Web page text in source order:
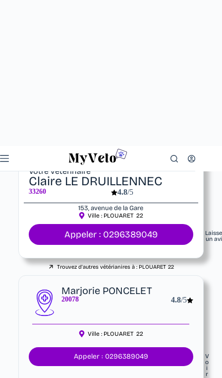
Votre vétérinaire
Claire LE DRUILLENNEC
33260 4.8/5
153, avenue de la Gare
Ville : PLOUARET 22
Appeler : 0296389049
un
Trouvez d'autres vétérianires à : PLOUARET 22
Marjorie PONCELET
20078 4.8/5
Ville : PLOUARET 22
Appeler : 0296389049
V
o
i
r